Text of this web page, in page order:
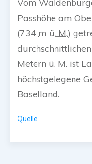
Vom
Passhöhe am
(734 m ü. M.)
Metern ü. M. ist
höchstgelegene
Baselland.
Quelle